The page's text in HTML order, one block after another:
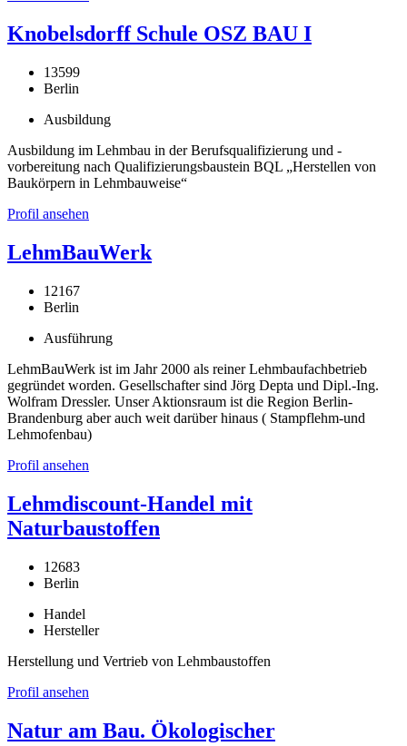
Knobelsdorff Schule OSZ BAU I
13599
Berlin
Ausbildung
Ausbildung im Lehmbau in der Berufsqualifizierung und -
vorbereitung nach Qualifizierungsbaustein BQL „Herstellen von
Baukörpern in Lehmbauweise“
Profil ansehen
LehmBauWerk
12167
Berlin
Ausführung
LehmBauWerk ist im Jahr 2000 als reiner Lehmbaufachbetrieb
gegründet worden. Gesellschafter sind Jörg Depta und Dipl.-Ing.
Wolfram Dressler. Unser Aktionsraum ist die Region Berlin-
Brandenburg aber auch weit darüber hinaus ( Stampflehm-und
Lehmofenbau)
Profil ansehen
Lehmdiscount-Handel mit
Naturbaustoffen
12683
Berlin
Handel
Hersteller
Herstellung und Vertrieb von Lehmbaustoffen
Profil ansehen
Natur am Bau. Ökologischer